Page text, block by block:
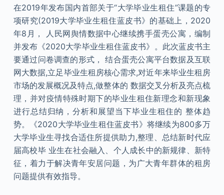
在2019年发布国内首部关于“大学毕业生租住”课题的专
项研究(2019大学毕业生租住蓝皮书》的基础上，2020
年8月， 人民网舆情数据中心继续携手蛋壳公寓，编制
并发布《2020大学毕业生租住蓝皮书》。此次蓝皮书主
要通过问卷调查的形式， 结合蛋壳公寓平台数据及互联
网大数据,立足毕业生租房核心需求,对近年来毕业生租房
市场的发展概况及特点,做整体的 数据交叉分析及亮点梳
理，并对疫情特殊时期下的毕业生租住新理念和新现象
进行总结归纳，分析和展望当下毕业生租住的 整体趋
势。《2020大学毕业生租住蓝皮书》将继续为800多万
大学毕业生寻找合适住所提供助力,整理、总结新时代应
届高校毕 业生在社会融入、个人成长中的新规律、新特
征，着力于解决青年安居问题，为广大青年群体的租房
问题提供有效指导。